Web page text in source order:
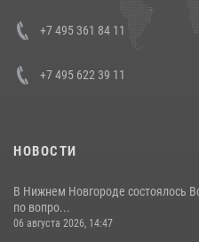
+7 495 361 84 11
+7 495 622 39 11
НОВОСТИ
В Нижнем Новгороде состоялось
по вопро...
06 августа 2026, 14:47